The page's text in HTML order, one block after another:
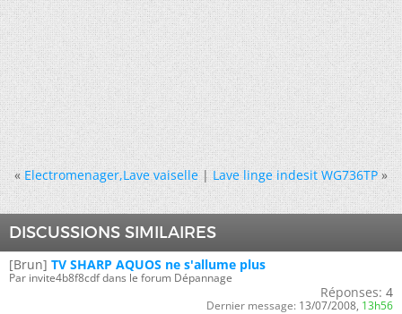
« Electromenager,Lave vaiselle|Lave linge indesit WG736TP »
DISCUSSIONS SIMILAIRES
[Brun] TV SHARP AQUOS ne s'allume plus
Par invite4b8f8cdf dans le forum Dépannage
Réponses: 4
Dernier message: 13/07/2008, 13h56